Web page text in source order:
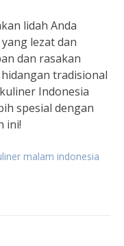
lidah Anda
lezat dan
dan rasakan
tradisional
Indonesia
spesial dengan
ini!
malam indonesia